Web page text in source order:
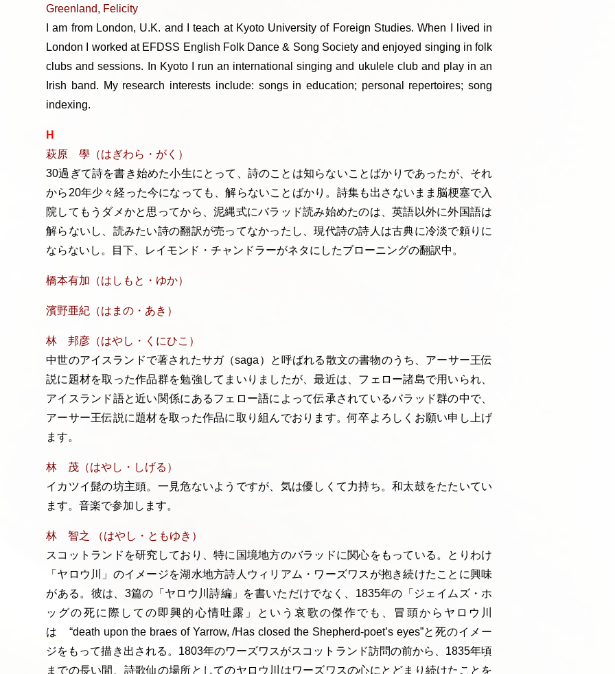
Greenland, Felicity
I am from London, U.K. and I teach at Kyoto University of Foreign Studies. When I lived in
London I worked at EFDSS English Folk Dance & Song Society and enjoyed singing in folk
clubs and sessions. In Kyoto I run an international singing and ukulele club and play in an
Irish band. My research interests include: songs in education; personal repertoires; song
indexing.
H
萩原 學（はぎわら・がく）
30過ぎて詩を書き始めた小生にとって、詩のことは知らないことばかりであったが、それ
から20年少々経った今になっても、解らないことばかり。詩集も出さないまま脳梗塞で入
院してもうダメかと思ってから、泥縄式にバラッド読み始めたのは、英語以外に外国語は
解らないし、読みたい詩の翻訳が売ってなかったし、現代詩の詩人は古典に冷淡で頼りに
ならないし。目下、レイモンド・チャンドラーがネタにしたブローニングの翻訳中。
橋本有加（はしもと・ゆか）
濱野亜紀（はまの・あき）
林 邦彦（はやし・くにひこ）
中世のアイスランドで著されたサガ（saga）と呼ばれる散文の書物のうち、アーサー王伝
説に題材を取った作品群を勉強してまいりましたが、最近は、フェロー諸島で用いられ、
アイスランド語と近い関係にあるフェロー語によって伝承されているバラッド群の中で、
アーサー王伝説に題材を取った作品に取り組んでおります。何卒よろしくお願い申し上げ
ます。
林 茂（はやし・しげる）
イカツイ髭の坊主頭。一見危ないようですが、気は優しくて力持ち。和太鼓をたたいてい
ます。音楽で参加します。
林 智之 （はやし・ともゆき）
スコットランドを研究しており、特に国境地方のバラッドに関心をもっている。とりわけ
「ヤロウ川」のイメージを湖水地方詩人ウィリアム・ワーズワスが抱き続けたことに興味
がある。彼は、3篇の「ヤロウ川詩編」を書いただけでなく、1835年の「ジェイムズ・ホ
ッグの死に際しての即興的心情吐露」という哀歌の傑作でも、冒頭からヤロウ川
は “death upon the braes of Yarrow, /Has closed the Shepherd-poet’s eyes”と死のイメー
ジをもって描き出される。1803年のワーズワスがスコットランド訪問の前から、1835年頃
までの長い間、詩歌仙の場所としてのヤロウ川はワーズワスの心にとどまり続けたことを